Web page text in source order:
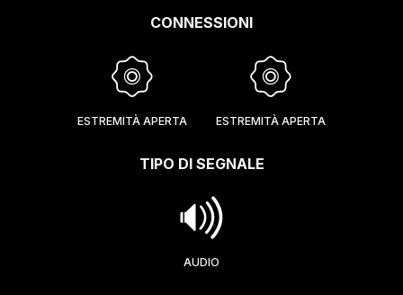
CONNESSIONI
ESTREMITÀ APERTA ESTREMITÀ APERTA
TIPO DI SEGNALE
AUDIO